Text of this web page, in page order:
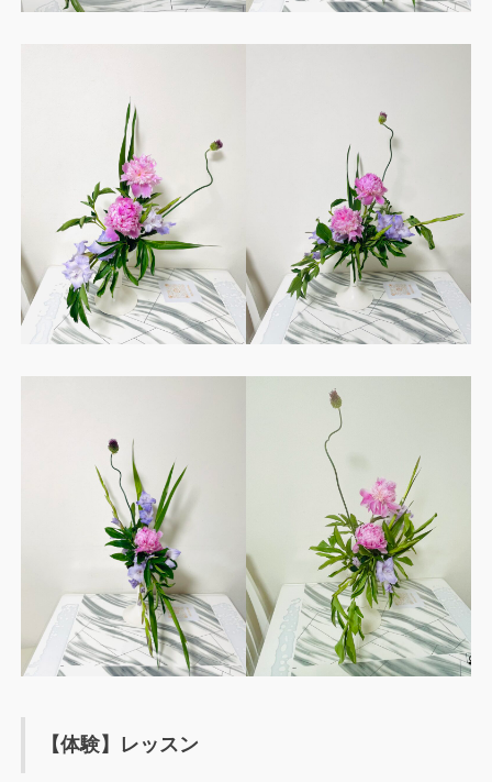
【体験】レッスン